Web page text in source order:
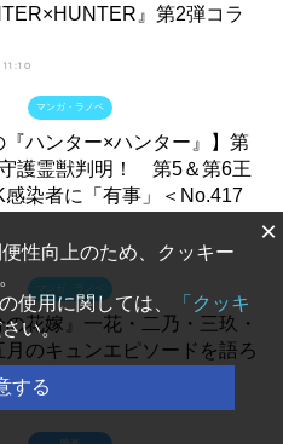
』第2弾コラ
『ハンター×ハンター』】第
護霊獣判明！ 第5＆第6王
感染者に「有事」＜No.417
13:30
マンガ・ラノベ
花嫁』一花・二乃・三玖・
月のキュンエピソードを語ろ
ケート結果発表】
マンガ・ラノベ
×
性向上のため、クッキー
使用に関しては、
「クッキ
い。
する